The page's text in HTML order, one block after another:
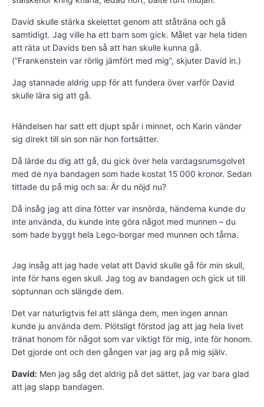
David skulle stärka skelettet genom att ståträna och gå
samtidigt. Jag ville ha ett barn som gick. Målet var hela tiden
att räta ut Davids ben så att han skulle kunna gå.
(”Frankenstein var rörlig jämfört med mig”, skjuter David in.)
Jag stannade aldrig upp för att fundera över varför David
skulle lära sig att gå.
Händelsen har satt ett djupt spår i minnet, och Karin vänder
sig direkt till sin son när hon fortsätter.
Då lärde du dig att gå, du gick över hela vardagsrumsgolvet
med de nya bandagen som hade kostat 15 000 kronor. Sedan
tittade du på mig och sa: Är du nöjd nu?
Då insåg jag att dina fötter var insnörda, händerna kunde du
inte använda, du kunde inte göra något med munnen – du
som hade byggt hela Lego-borgar med munnen och tårna.
Jag insåg att jag hade velat att David skulle gå för min skull,
inte för hans egen skull. Jag tog av bandagen och gick ut till
soptunnan och slängde dem.
Det var naturligtvis fel att slänga dem, men ingen annan
kunde ju använda dem. Plötsligt förstod jag att jag hela livet
tränat honom för något som var viktigt för mig, inte för honom.
Det gjorde ont och den gången var jag arg på mig själv.
David: Men jag såg det aldrig på det sättet, jag var bara glad
att jag slapp bandagen.